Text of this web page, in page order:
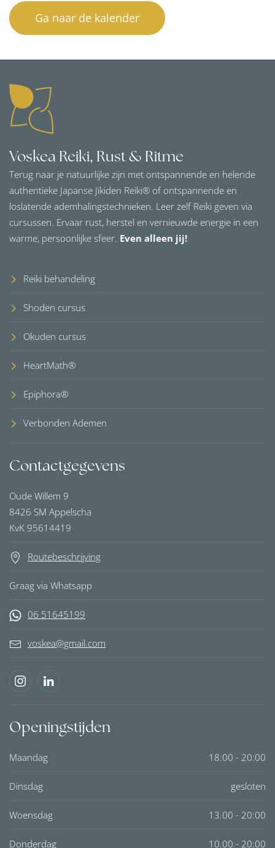
Ga naar de kalender
Voskea Reiki, Rust & Ritme
Terug naar je natuurlijke zijn met ontspannende en helende
authentieke Japanse Jikiden Reiki® of ontspannende en
loslatende ademhalingstechnieken. Leer zelf Reiki geven via
cursussen. Ervaar rust, herstel en vernieuwde energie in een
warme, persoonlijke sfeer. Even alleen jij!
Reiki behandeling
Shoden cursus
Okuden cursus
HeartMath®
Epiphora®
Verbonden Ademen
Contactgegevens
Oude Willem 9
8426 SM Appelscha
KvK 95614419
Routebeschrijving
Graag via Whatsapp
06 51645199
voskea@gmail.com
Openingstijden
Maandag 18:00 - 20:00
Dinsdag gesloten
Woensdag 13.00 - 20:00
Donderdag 10.00 - 20:00